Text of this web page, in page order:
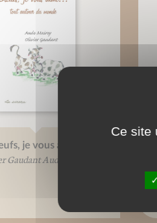
je vous aime...
Gaudant Aude Mairey
Ce site